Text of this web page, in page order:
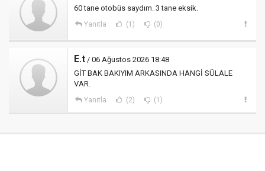
60 tane otobüs saydım. 3 tane eksik.
Yanıtla (1) (0)
E.t / 06 Ağustos 2026 18:48
GİT BAK BAKIYIM ARKASINDA HANGİ SÜLALE
VAR.
Yanıtla (2) (1)